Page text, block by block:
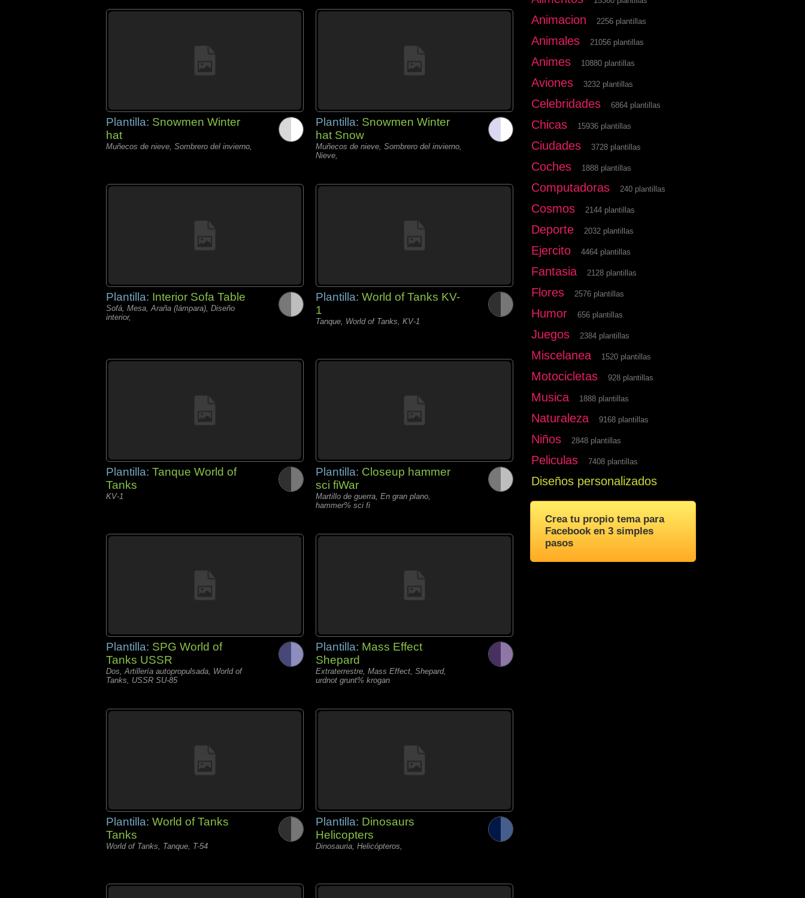
Plantilla: Snowmen Winter
hat
Muñecos de nieve, Sombrero del invierno,
Plantilla: Snowmen Winter
hat Snow
Muñecos de nieve, Sombrero del invierno,
Nieve,
Plantilla: Interior Sofa Table
Sofá, Mesa, Araña (lámpara), Diseño
interior,
Plantilla: World of Tanks KV-
1
Tanque, World of Tanks, KV-1
Plantilla: Tanque World of
Tanks
KV-1
Plantilla: Closeup hammer
sci fiWar
Martillo de guerra, En gran plano,
hammer% sci fi
Plantilla: SPG World of
Tanks USSR
Dos, Artillería autopropulsada, World of
Tanks, USSR SU-85
Plantilla: Mass Effect
Shepard
Extraterrestre, Mass Effect, Shepard,
urdnot grunt% krogan
Plantilla: World of Tanks
Tanks
World of Tanks, Tanque, T-54
Plantilla: Dinosaurs
Helicopters
Dinosauria, Helicópteros,
Animacion 2256 plantillas
Animales 21056 plantillas
Animes 10880 plantillas
Aviones 3232 plantillas
Celebridades 6864 plantillas
Chicas 15936 plantillas
Ciudades 3728 plantillas
Coches 1888 plantillas
Computadoras 240 plantillas
Cosmos 2144 plantillas
Deporte 2032 plantillas
Ejercito 4464 plantillas
Fantasia 2128 plantillas
Flores 2576 plantillas
Humor 656 plantillas
Juegos 2384 plantillas
Miscelanea 1520 plantillas
Motocicletas 928 plantillas
Musica 1888 plantillas
Naturaleza 9168 plantillas
Niños 2848 plantillas
Peliculas 7408 plantillas
Diseños personalizados
Crea tu propio tema para
Facebook en 3 simples
pasos